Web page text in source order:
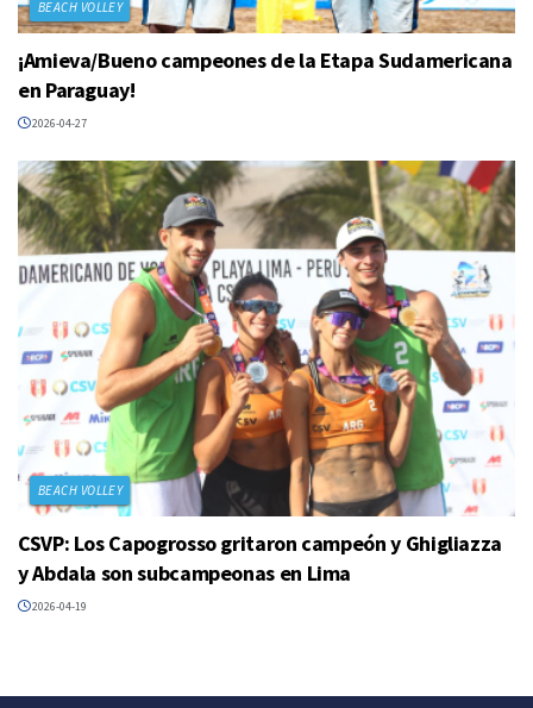
BEACH VOLLEY
¡Amieva/Bueno campeones de la Etapa Sudamericana
en Paraguay!
2026-04-27
BEACH VOLLEY
CSVP: Los Capogrosso gritaron campeón y Ghigliazza
y Abdala son subcampeonas en Lima
2026-04-19